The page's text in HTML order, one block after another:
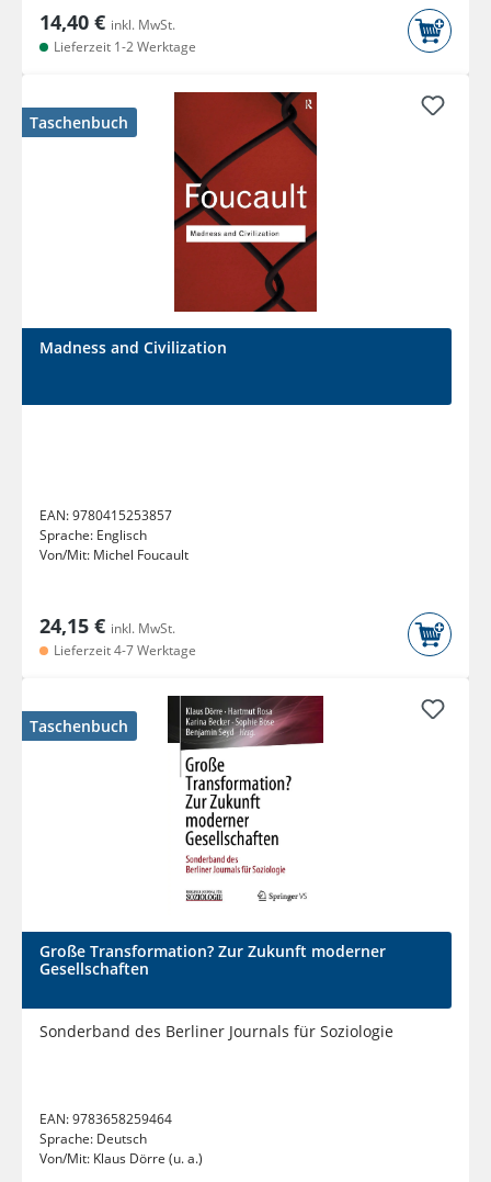
14,40 € inkl. MwSt.
Lieferzeit 1-2 Werktage
Taschenbuch
Madness and Civilization
EAN:9780415253857
Sprache: Englisch
Von/Mit: Michel Foucault
24,15 € inkl. MwSt.
Lieferzeit 4-7 Werktage
Taschenbuch
Große Transformation? Zur Zukunft moderner
Gesellschaften
Sonderband des Berliner Journals für Soziologie
EAN:9783658259464
Sprache: Deutsch
Von/Mit: Klaus Dörre (u. a.)